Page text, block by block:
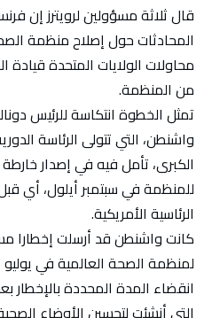
قال ثلاثة مسؤولين لرويترز إن
المحادثات حول إصلاح منظمة
محاولات الولايات المتحدة قيادة
من المنظمة.
تمثل الخطوة انتكاسة للرئيس
واشنطن، التي تتولى الرئاسة
الكبرى، تأمل فيه في إصدار
للمنظمة في سبتمبر أيلول، أي
الرئاسية الأمريكية.
كانت واشنطن قد أرسلت إخطارا
لمنظمة الصحة العالمية في
انقضاء المدة المحددة بالإخطار
التي أنشئت لتحسين الأوضاع